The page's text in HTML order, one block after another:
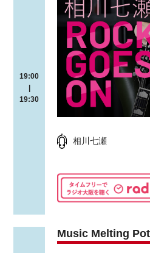
19:00
19:30
相川七瀬
Music Melting Pot